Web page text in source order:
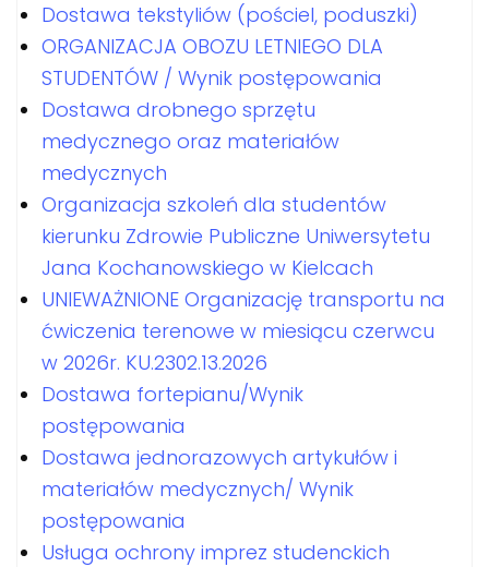
Dostawa tekstyliów (pościel, poduszki)
ORGANIZACJA OBOZU LETNIEGO DLA
STUDENTÓW / Wynik postępowania
Dostawa drobnego sprzętu
medycznego oraz materiałów
medycznych
Organizacja szkoleń dla studentów
kierunku Zdrowie Publiczne Uniwersytetu
Jana Kochanowskiego w Kielcach
UNIEWAŻNIONE Organizację transportu na
ćwiczenia terenowe w miesiącu czerwcu
w 2026r. KU.2302.13.2026
Dostawa fortepianu/Wynik
postępowania
Dostawa jednorazowych artykułów i
materiałów medycznych/ Wynik
postępowania
Usługa ochrony imprez studenckich